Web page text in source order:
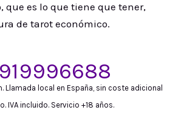
que es lo que tiene que tener,
de tarot económico.
919996688
Llamada local en España, sin coste adicional
IVA incluido. Servicio +18 años.